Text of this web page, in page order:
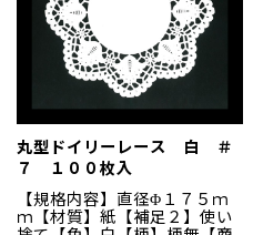
丸型ドイリーレース 白 ＃
７ １００枚入
【規格内容】直径Φ１７５ｍ
ｍ【材質】紙【補足２】使い